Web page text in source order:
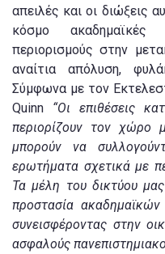
απειλές και οι διώξεις
κόσμο ακαδημαϊκές
περιορισμούς στην
αναίτια απόλυση,
Σύμφωνα με τον
Quinn “Οι επιθέσεις
περιορίζουν τον χώρο
μπορούν να
ερωτήματα σχετικά με
Τα μέλη του δικτύου
προστασία ακαδημαϊκών
συνεισφέροντας στην
ασφαλούς